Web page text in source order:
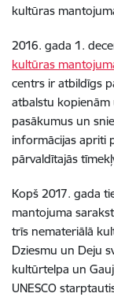
kultūras
2016. gada 1.
kultūras
centrs ir atbildīgs
atbalstu
pasākumus un
informācijas apriti
pārvaldītajās
Kopš 2017. gada
mantojuma
trīs nemateriālā
Dziesmu un Deju
kultūrtelpa un
UNESCO